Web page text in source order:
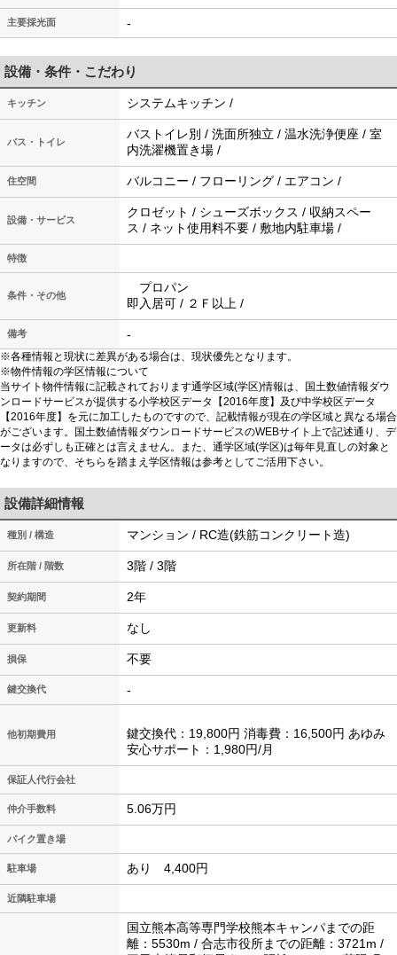
主要採光面 -
設備・条件・こだわり
キッチン システムキッチン /
バス・トイレ
バストイレ別 / 洗面所独立 / 温水洗浄便座 / 室
内洗濯機置き場 /
住空間 バルコニー / フローリング / エアコン /
設備・サービス
クロゼット / シューズボックス / 収納スペー
ス / ネット使用料不要 / 敷地内駐車場 /
特徴
条件・その他
プロパン
即入居可 / ２Ｆ以上 /
備考 -
※各種情報と現状に差異がある場合は、現状優先となります。
※物件情報の学区情報について
当サイト物件情報に記載されております通学区域(学区)情報は、国土数値情報ダウ
ンロードサービスが提供する小学校区データ【2016年度】及び中学校区データ
【2016年度】を元に加工したものですので、記載情報が現在の学区域と異なる場合
がございます。国土数値情報ダウンロードサービスのWEBサイト上で記述通り、デ
ータは必ずしも正確とは言えません。また、通学区域(学区)は毎年見直しの対象と
なりますので、そちらを踏まえ学区情報は参考としてご活用下さい。
設備詳細情報
種別 / 構造 マンション / RC造(鉄筋コンクリート造)
所在階 / 階数 3階 / 3階
契約期間 2年
更新料 なし
損保 不要
鍵交換代 -
他初期費用
鍵交換代：19,800円 消毒費：16,500円 あゆみ
安心サポート：1,980円/月
保証人代行会社
仲介手数料 5.06万円
バイク置き場
駐車場 あり 4,400円
近隣駐車場
国立熊本高等専門学校熊本キャンパまでの距
離：5530m / 合志市役所までの距離：3721m /